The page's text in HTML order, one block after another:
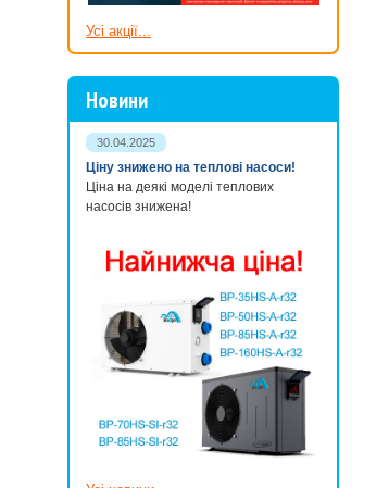
Усі акції...
Новини
30.04.2025
Ціну знижено на теплові насоси!
Ціна на деякі моделі теплових
насосів знижена!